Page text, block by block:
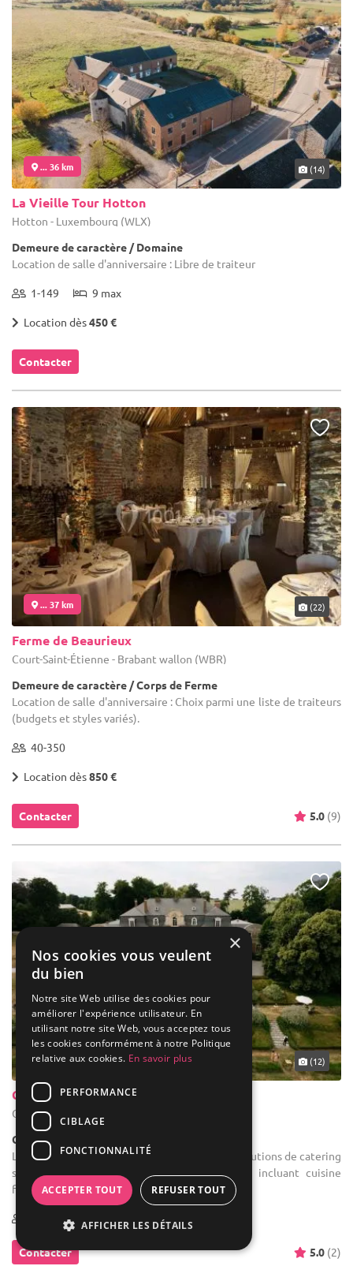
... 36 km (14)
La Vieille Tour Hotton
Hotton - Luxembourg (WLX)
Demeure de caractère / Domaine
Location de salle d'anniversaire : Libre de traiteur
1-149 9 max
Location dès450 €
Contacter
... 37 km (22)
Ferme de Beaurieux
Court-Saint-Étienne - Brabant wallon (WBR)
Demeure de caractère / Corps de Ferme
Location de salle d'anniversaire : Choix parmi une liste de traiteurs
(budgets et styles variés).
40-350
Location dès850 €
Contacter 5.0 (9)
... 39 km (12)
Château de Laurensart
Grez-Doiceau - Brabant wallon (WBR)
Château
Location de salle d'anniversaire : Différentes solutions de catering
sont disponibles selon le type d'événement, incluant cuisine
française, cuisine fusion et autres options.
Contacter 5.0 (2)
×
Nos cookies vous veulent
du bien
Notre site Web utilise des cookies pour
améliorer l'expérience utilisateur. En
utilisant notre site Web, vous acceptez tous
les cookies conformément à notre Politique
relative aux cookies. En savoir plus
PERFORMANCE
CIBLAGE
FONCTIONNALITÉ
ACCEPTER TOUT REFUSER TOUT
AFFICHER LES DÉTAILS